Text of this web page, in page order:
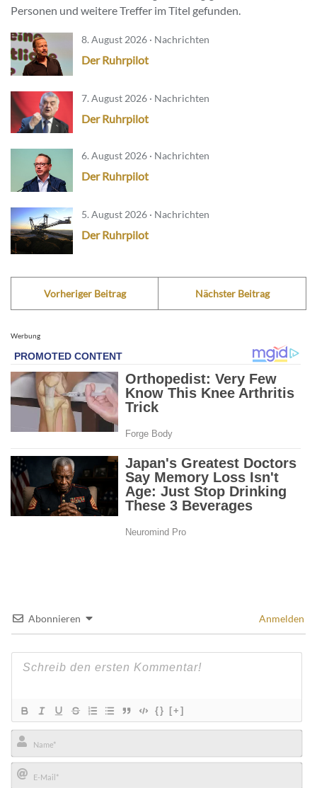
Personen und weitere Treffer im Titel gefunden.
8. August 2026 · Nachrichten
Der Ruhrpilot
7. August 2026 · Nachrichten
Der Ruhrpilot
6. August 2026 · Nachrichten
Der Ruhrpilot
5. August 2026 · Nachrichten
Der Ruhrpilot
Vorheriger Beitrag Nächster Beitrag
Werbung
Abonnieren Anmelden
{} [+]
Name*